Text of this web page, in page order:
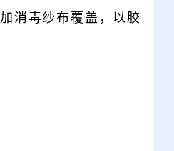
消毒纱布覆盖，以胶